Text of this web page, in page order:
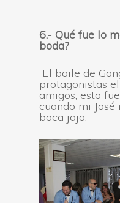
6.- Qué fue lo
boda?
El baile de
protagonistas
amigos, esto
cuando mi
boca jaja.